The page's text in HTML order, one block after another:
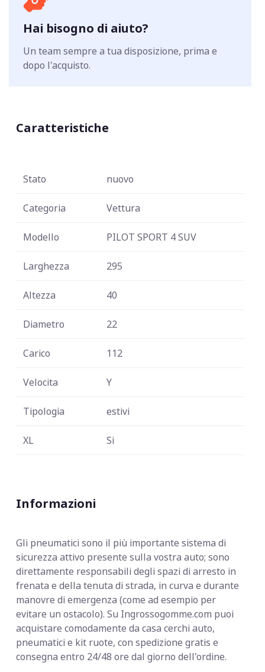
Hai bisogno di aiuto?
Un team sempre a tua disposizione, prima e
dopo l'acquisto.
Caratteristiche
Stato nuovo
Categoria Vettura
Modello PILOT SPORT 4 SUV
Larghezza 295
Altezza 40
Diametro 22
Carico 112
Velocita Y
Tipologia estivi
XL Si
Informazioni
Gli pneumatici sono il più importante sistema di
sicurezza attivo presente sulla vostra auto; sono
direttamente responsabili degli spazi di arresto in
frenata e della tenuta di strada, in curva e durante
manovre di emergenza (come ad esempio per
evitare un ostacolo). Su Ingrossogomme.com puoi
acquistare comodamente da casa cerchi auto,
pneumatici e kit ruote, con spedizione gratis e
consegna entro 24/48 ore dal giorno dell'ordine.